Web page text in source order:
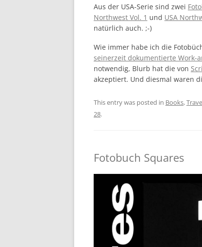
Aus der USA-Serie sind zwei
Northwest Vol. 1 und USA
natürlich auch. ;-)
Wie immer habe ich die
seinerzeit dokumentierte Work-
notwendig, Blurb hat die von
akzeptiert. Und diesmal waren
This entry was posted in Books,
28.
Fotobuch Squares